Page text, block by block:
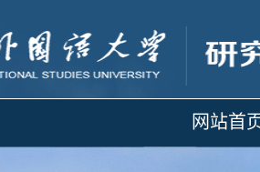
网站首